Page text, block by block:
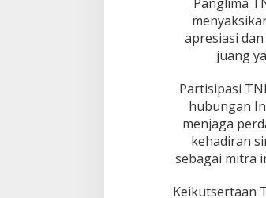
r
a
t
e
s
M
i
l
i
t
r
apresiasi
juang
Partisipasi
hubungan
menjaga
kehadiran
sebagai mitra
Keikutsertaan